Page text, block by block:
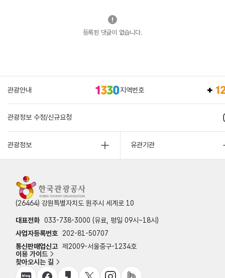
등록된 댓글이 없습니다.
관광안내 지역번호
관광정보 수정/신규요청
관광정보 유관기관
(26464) 강원특별자치도 원주시 세계로 10
대표전화 033-738-3000 (유료, 평일 09시~18시)
사업자등록번호
202-81-50707
통신판매업신고 제2009-서울중구-1234호
이용 가이드
찾아오시는 길